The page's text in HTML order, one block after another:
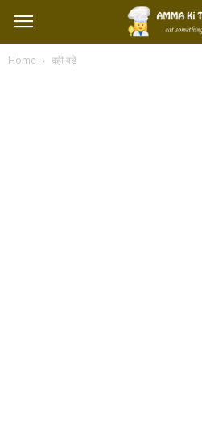
Home दही वड़े